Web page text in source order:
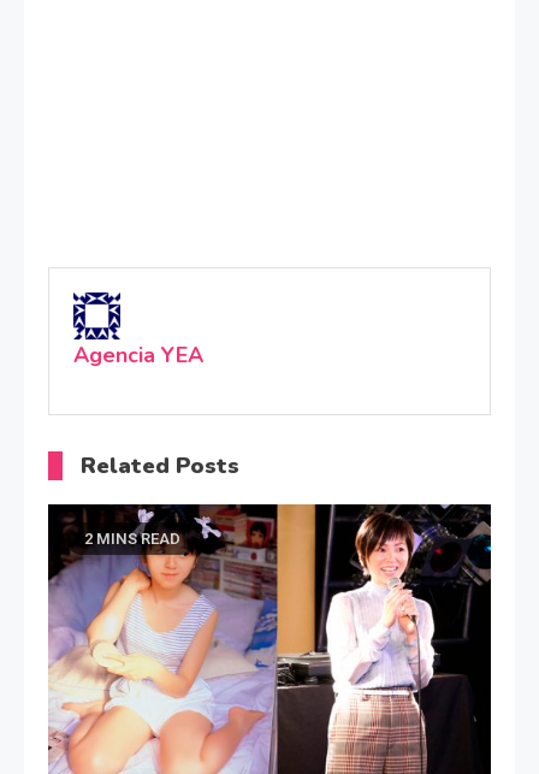
Agencia YEA
Related Posts
2 MINS READ